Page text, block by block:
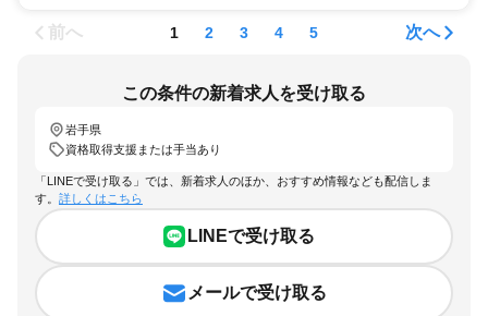
前へ 1 2 3 4 5 次へ
この条件の新着求人を受け取る
岩手県
資格取得支援または手当あり
「LINEで受け取る」では、新着求人のほか、おすすめ情報なども配信しま
す。 詳しくはこちら
LINEで受け取る
メールで受け取る